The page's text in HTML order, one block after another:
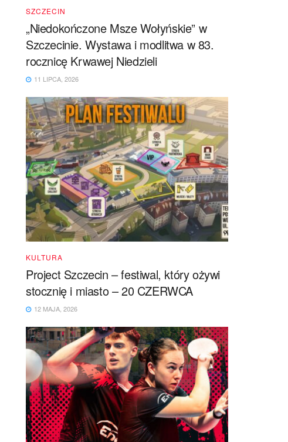
SZCZECIN
„Niedokończone Msze Wołyńskie” w
Szczecinie. Wystawa i modlitwa w 83.
rocznicę Krwawej Niedzieli
11 LIPCA, 2026
KULTURA
Project Szczecin – festiwal, który ożywi
stocznię i miasto – 20 CZERWCA
12 MAJA, 2026